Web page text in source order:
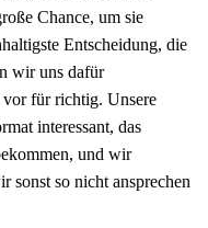
Chance, um sie
Entscheidung, die
wir uns dafür
vor für richtig. Unsere
interessant, das
und wir
sonst so nicht ansprechen